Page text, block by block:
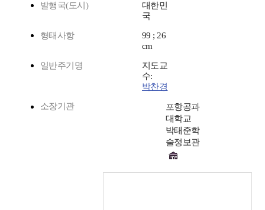
발행국(도시)
대한민
국
형태사항
99 ; 26
cm
일반주기명
지도교
수:
박찬경
소장기관
포항공과
대학교
박태준학
술정보관